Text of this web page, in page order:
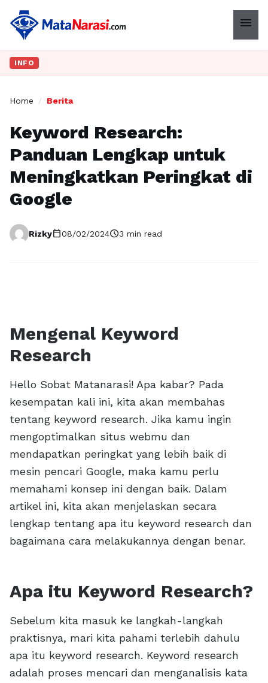
menu
INFO
Home / Berita
Keyword Research:
Panduan Lengkap untuk
Meningkatkan Peringkat di
Google
Rizkycalendar_today08/02/2024schedule3 min read
Mengenal Keyword
Research
Hello Sobat Matanarasi! Apa kabar? Pada
kesempatan kali ini, kita akan membahas
tentang keyword research. Jika kamu ingin
mengoptimalkan situs webmu dan
mendapatkan peringkat yang lebih baik di
mesin pencari Google, maka kamu perlu
memahami konsep ini dengan baik. Dalam
artikel ini, kita akan menjelaskan secara
lengkap tentang apa itu keyword research dan
bagaimana cara melakukannya dengan benar.
Apa itu Keyword Research?
Sebelum kita masuk ke langkah-langkah
praktisnya, mari kita pahami terlebih dahulu
apa itu keyword research. Keyword research
adalah proses mencari dan menganalisis kata